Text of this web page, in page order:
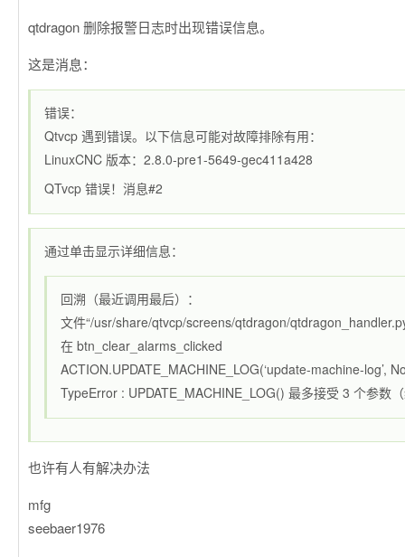
qtdragon 删除报警日志时出现错误信息。
这是消息：
错误：
Qtvcp 遇到错误。以下信息可能对故障排除有用：
LinuxCNC 版本：2.8.0-pre1-5649-gec411a428
QTvcp 错误！消息#2
通过单击显示详细信息：
回溯（最近调用最后）：
文件“/usr/share/qtvcp/screens/qtdragon/
在 btn_clear_alarms_clicked
ACTION.UPDATE_MACHINE_LOG(‘update-machine-log’,
TypeError : UPDATE_MACHINE_LOG() 最多接受 3 个参数
也许有人有解决办法
mfg
seebaer1976